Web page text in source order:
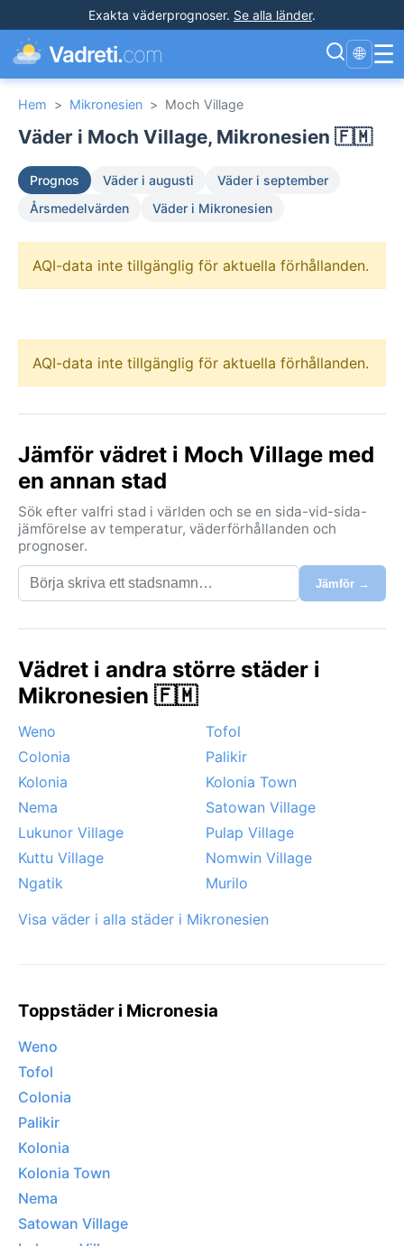
Exakta väderprognoser. Se alla länder.
Vadreti.com 🌐 ☰
Hem > Mikronesien > Moch Village
Väder i Moch Village, Mikronesien 🇫🇲
Prognos Väder i augusti
Väder i september
Årsmedelvärden
Väder i Mikronesien
AQI-data inte tillgänglig för aktuella förhållanden.
AQI-data inte tillgänglig för aktuella förhållanden.
Jämför vädret i Moch Village med
en annan stad
Sök efter valfri stad i världen och se en sida-vid-sida-
jämförelse av temperatur, väderförhållanden och
prognoser.
Jämför →
Vädret i andra större städer i
Mikronesien 🇫🇲
Weno
Tofol
Colonia
Palikir
Kolonia
Kolonia Town
Nema
Satowan Village
Lukunor Village
Pulap Village
Kuttu Village
Nomwin Village
Ngatik
Murilo
Visa väder i alla städer i Mikronesien
Toppstäder i Micronesia
Weno
Tofol
Colonia
Palikir
Kolonia
Kolonia Town
Nema
Satowan Village